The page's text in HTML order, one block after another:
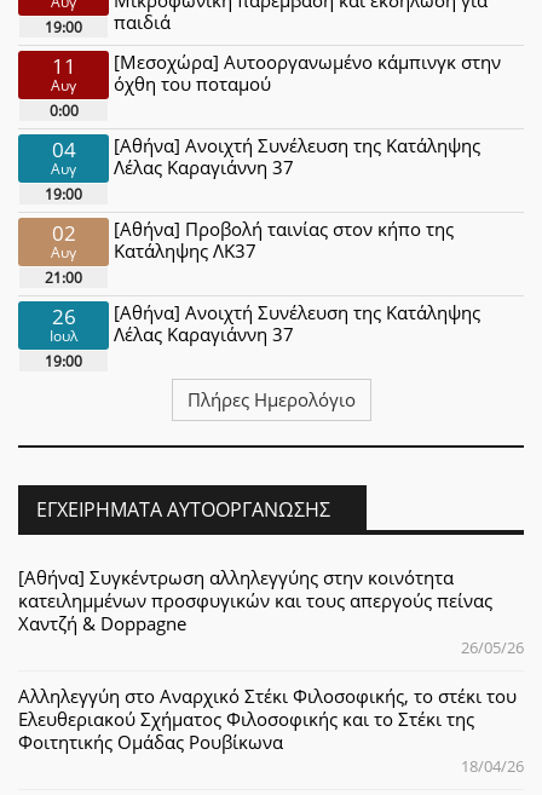
19:00
παιδιά
11
Αυγ
0:00
[Μεσοχώρα] Αυτοοργανωμένο κάμπινγκ στην
όχθη του ποταμού
04
Αυγ
19:00
[Αθήνα] Ανοιχτή Συνέλευση της Κατάληψης
Λέλας Καραγιάννη 37
02
Αυγ
21:00
[Αθήνα] Προβολή ταινίας στον κήπο της
Κατάληψης ΛΚ37
26
Ιουλ
19:00
[Αθήνα] Ανοιχτή Συνέλευση της Κατάληψης
Λέλας Καραγιάννη 37
Πλήρες Ημερολόγιο
ΕΓΧΕΙΡΉΜΑΤΑ ΑΥΤΟΟΡΓΆΝΩΣΗΣ
[Αθήνα] Συγκέντρωση αλληλεγγύης στην κοινότητα
κατειλημμένων προσφυγικών και τους απεργούς πείνας
Χαντζή & Doppagne
26/05/26
Αλληλεγγύη στο Αναρχικό Στέκι Φιλοσοφικής, το στέκι του
Ελευθεριακού Σχήματος Φιλοσοφικής και το Στέκι της
Φοιτητικής Ομάδας Ρουβίκωνα
18/04/26